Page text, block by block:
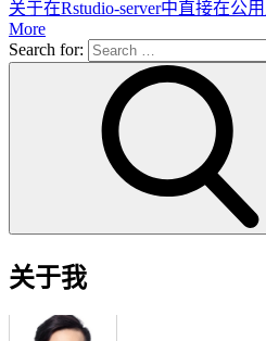
关于在Rstudio-server中直接在公
More
Search for:
关于我